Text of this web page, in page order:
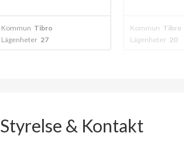
Kommun Tibro
Lägenheter 27
Kommun Tibro
Lägenheter 20
Styrelse & Kontakt